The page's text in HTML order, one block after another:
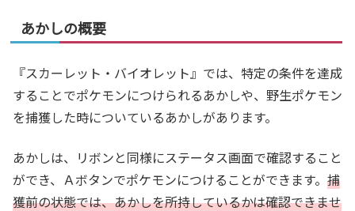
あかしの概要
『スカーレット・バイオレット』では、特定の条件を達成
することでポケモンにつけられるあかしや、野生ポケモン
を捕獲した時についているあかしがあります。
あかしは、リボンと同様にステータス画面で確認すること
ができ、Ａボタンでポケモンにつけることができます。 捕
獲前の状態では、あかしを所持しているかは確認できませ